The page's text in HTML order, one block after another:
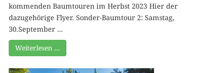
kommenden Baumtouren im Herbst 2023 Hier der
dazugehörige Flyer. Sonder-Baumtour 2: Samstag,
30.September ...
Weiterlesen …